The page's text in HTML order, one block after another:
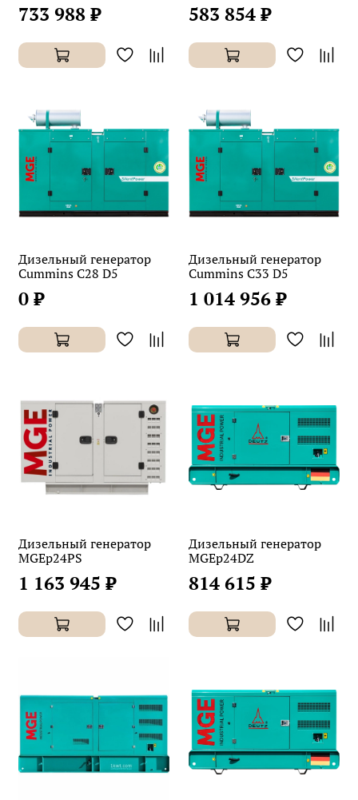
733 988 ₽ 583 854 ₽
Дизельный генератор
Cummins C28 D5
0 ₽
Дизельный генератор
Cummins C33 D5
1 014 956 ₽
Дизельный генератор
MGEp24PS
1 163 945 ₽
Дизельный генератор
MGEp24DZ
814 615 ₽